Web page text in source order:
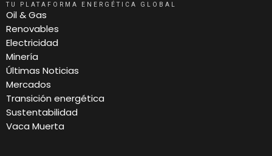
TU PLATAFORMA ENERGÉTICA GLOBAL
Oil & Gas
Renovables
Electricidad
Minería
Últimas Noticias
Mercados
Transición energética
Sustentabilidad
Vaca Muerta